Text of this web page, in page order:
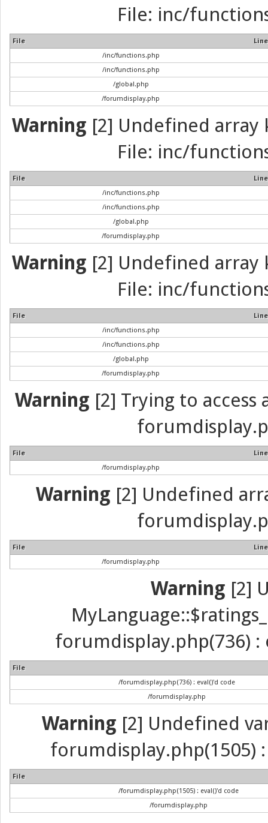
File: inc/
File
Line
/inc/functions.php
/inc/functions.php
/global.php
/forumdisplay.php
Warning [2] Undefined array
File: inc/
File
Line
/inc/functions.php
/inc/functions.php
/global.php
/forumdisplay.php
Warning [2] Undefined array
File: inc/
File
Line
/inc/functions.php
/inc/functions.php
/global.php
/forumdisplay.php
Warning [2] Trying to
File
Line
/forumdisplay.php
Warning [2] Undefined
File
Line
/forumdisplay.php
Warning [2]
forumdisplay.php(736) :
File
/forumdisplay.php(736) : eval()'d code
/forumdisplay.php
Warning [2] Undefined
forumdisplay.php(1505)
File
/forumdisplay.php(1505) : eval()'d code
/forumdisplay.php